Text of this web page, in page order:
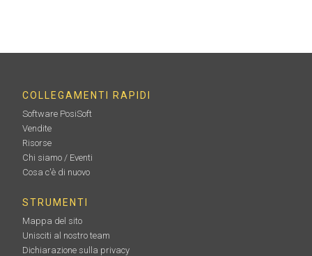
COLLEGAMENTI RAPIDI
Software PosiSoft
Vendite
Risorse
Chi siamo / Eventi
Cosa c'è di nuovo
STRUMENTI
Mappa del sito
Unisciti al nostro team
Dichiarazione sulla privacy